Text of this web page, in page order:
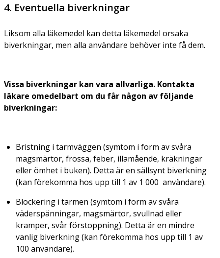
4. Eventuella biverkningar
Liksom alla läkemedel kan detta läkemedel orsaka
biverkningar, men alla användare behöver inte få dem.
Vissa biverkningar kan vara allvarliga. Kontakta
läkare omedelbart om du får någon av följande
biverkningar:
Bristning i tarmväggen (symtom i form av svåra
magsmärtor, frossa, feber, illamående, kräkningar
eller ömhet i buken). Detta är en sällsynt biverkning
(kan förekomma hos upp till 1 av 1 000 användare).
Blockering i tarmen (symtom i form av svåra
väderspänningar, magsmärtor, svullnad eller
kramper, svår förstoppning). Detta är en mindre
vanlig biverkning (kan förekomma hos upp till 1 av
100 användare).